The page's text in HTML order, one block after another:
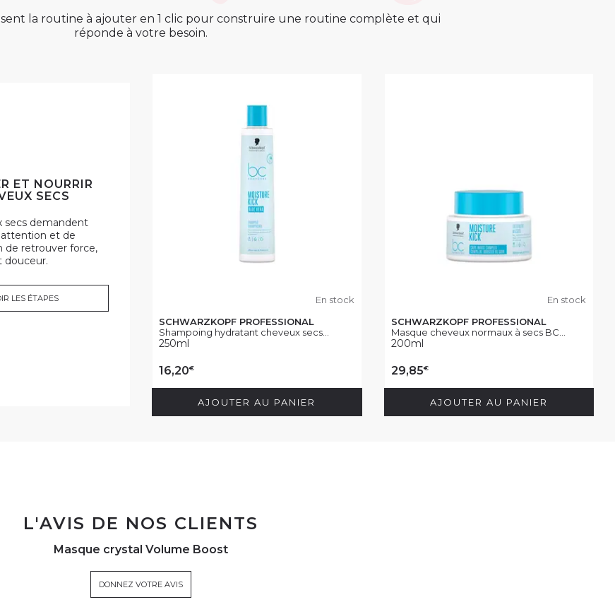
la routine à ajouter en 1 clic pour construire une routine complète et qui
réponde à votre besoin.
ET NOURRIR
SECS
secs demandent
et de
de retrouver force,
douceur.
LES ÉTAPES
En stock
SCHWARZKOPF PROFESSIONAL
Shampoing hydratant cheveux secs...
250ml
16,20€
AJOUTER AU PANIER
En stock
SCHWARZKOPF PROFESSIONAL
Masque cheveux normaux à secs BC...
200ml
29,85€
AJOUTER AU PANIER
L'AVIS DE NOS CLIENTS
Masque crystal Volume Boost
DONNEZ VOTRE AVIS